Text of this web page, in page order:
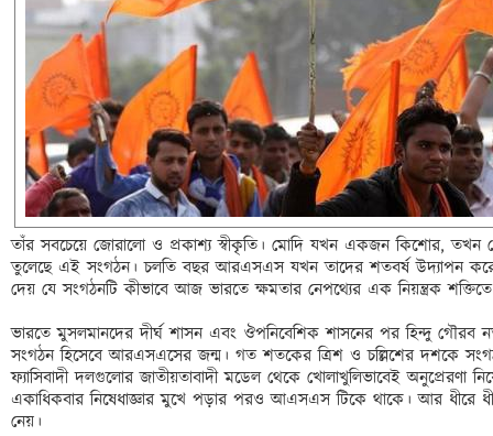
তাঁর সবচেয়ে জোরালো ও প্রকাশ্য স্বীকৃতি। মোদি যখন একজন কিশোর, তখন
তুলেছে এই সংগঠন। চলতি বছর আরএসএস যখন তাদের শতবর্ষ উদ্যাপন
দেয় যে সংগঠনটি কীভাবে আজ ভারতে ক্ষমতার নেপথ্যের এক নিয়ন্ত্রক
ভারতে মুসলমানদের দীর্ঘ শাসন এবং ঔপনিবেশিক শাসনের পর হিন্দু গৌরব
সংগঠন হিসেবে আরএসএসের জন্ম। গত শতকের ত্রিশ ও চল্লিশের দশকে
ফ্যাসিবাদী দলগুলোর জাতীয়তাবাদী মডেল থেকে খোলাখুলিভাবেই অনুপ্রেরণা
একাধিকবার নিষেধাজ্ঞার মুখে পড়ার পরও আএসএস টিকে থাকে। আর ধীরে
নেয়।